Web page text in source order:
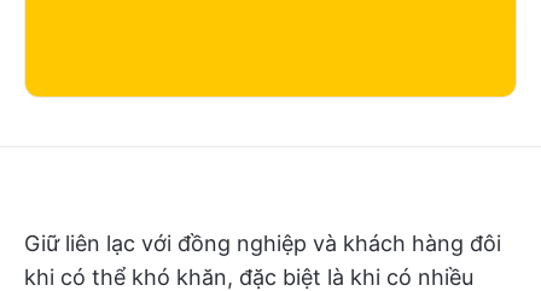
Giữ liên lạc với đồng nghiệp và khách hàng đôi
khi có thể khó khăn, đặc biệt là khi có nhiều